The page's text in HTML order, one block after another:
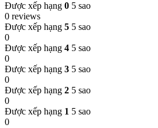
Được xếp hạng 0 5 sao
0 reviews
Được xếp hạng 5 5 sao
0
Được xếp hạng 4 5 sao
0
Được xếp hạng 3 5 sao
0
Được xếp hạng 2 5 sao
0
Được xếp hạng 1 5 sao
0